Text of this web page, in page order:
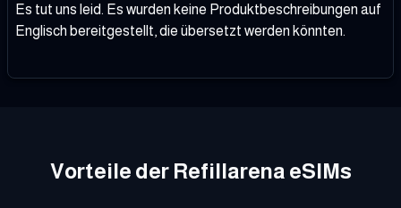
Es tut uns leid. Es wurden keine Produktbeschreibungen auf
Englisch bereitgestellt, die übersetzt werden könnten.
Vorteile der Refillarena eSIMs